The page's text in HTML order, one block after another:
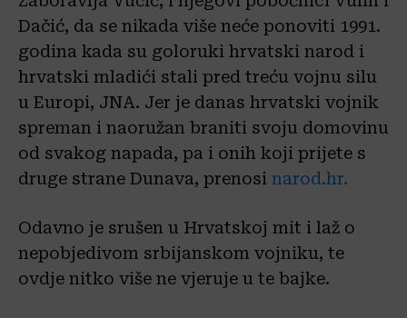
Dačić, da se nikada više neće ponoviti 1991.
godina kada su goloruki hrvatski narod i
hrvatski mladići stali pred treću vojnu silu
u Europi, JNA. Jer je danas hrvatski vojnik
spreman i naoružan braniti svoju domovinu
od svakog napada, pa i onih koji prijete s
druge strane Dunava, prenosi narod.hr.
Odavno je srušen u Hrvatskoj mit i laž o
nepobjedivom srbijanskom vojniku, te
ovdje nitko više ne vjeruje u te bajke.